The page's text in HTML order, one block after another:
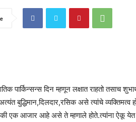
पार्किन्सन्स दिन म्हणून लक्षात राहतो तसाच
बुद्धिमान,दिलदार,रसिक असे त्यांचे व्यक्तिमत्व
एक आजार आहे असे ते म्हणाले होते.त्यांना ऐकू येत